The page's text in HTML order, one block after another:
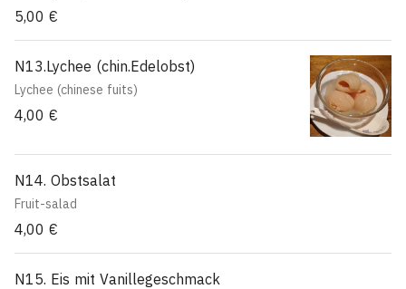
5,00 €
N13.Lychee (chin.Edelobst)
Lychee (chinese fuits)
4,00 €
N14. Obstsalat
Fruit-salad
4,00 €
N15. Eis mit Vanillegeschmack